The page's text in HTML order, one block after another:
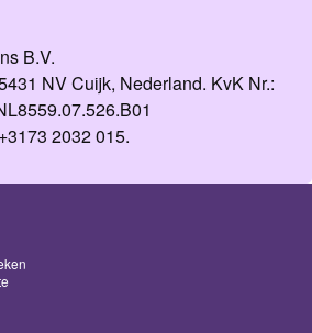
B.V.
NV Cuijk, Nederland. KvK Nr.:
2032 015.